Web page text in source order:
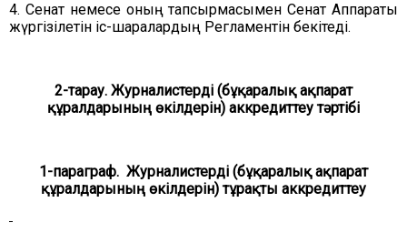
4. Сенат немесе оның тапсырмасымен Сенат Аппараты
жүргізілетін іс-шаралардың Регламентін бекітеді.
2-тарау. Журналистерді (бұқаралық ақпарат
құралдарының өкілдерін) аккредиттеу тәртібі
1-параграф. Журналистерді (бұқаралық ақпарат
құралдарының өкілдерін) тұрақты аккредиттеу